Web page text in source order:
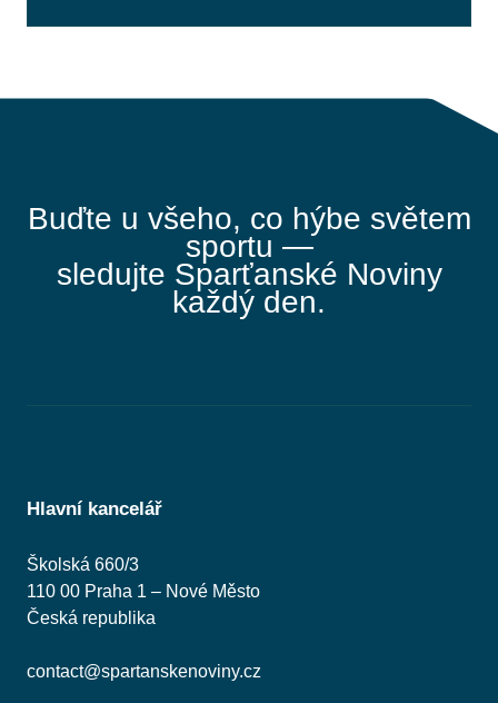
Buďte u všeho, co hýbe světem
sportu —
sledujte Sparťanské Noviny
každý den.
Hlavní kancelář
Školská 660/3
110 00 Praha 1 – Nové Město
Česká republika
contact@spartanskenoviny.cz